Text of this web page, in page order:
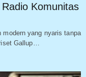
Komunitas
modern yang nyaris tanpa
Gallup…